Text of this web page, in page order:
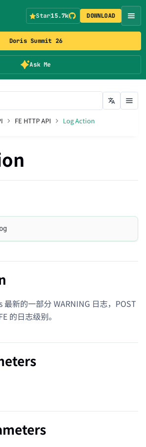
Doris Summit 26
Ask Me
Star15.7k DOWNLOAD
FE HTTP API Log Action
最新的一部分 WARNING 日志，POST
的日志级别。